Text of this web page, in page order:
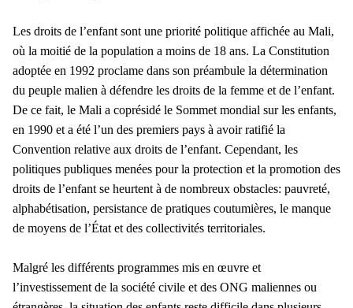
Les droits de l’enfant sont une priorité politique affichée au Mali,
où la moitié de la population a moins de 18 ans. La Constitution
adoptée en 1992 proclame dans son préambule la détermination
du peuple malien à défendre les droits de la femme et de l’enfant.
De ce fait, le Mali a coprésidé le Sommet mondial sur les enfants,
en 1990 et a été l’un des premiers pays à avoir ratifié la
Convention relative aux droits de l’enfant. Cependant, les
politiques publiques menées pour la protection et la promotion des
droits de l’enfant se heurtent à de nombreux obstacles: pauvreté,
alphabétisation, persistance de pratiques coutumières, le manque
de moyens de l’État et des collectivités territoriales.
Malgré les différents programmes mis en œuvre et
l’investissement de la société civile et des ONG maliennes ou